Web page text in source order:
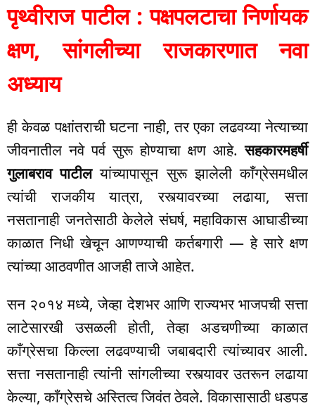
पृथ्वीराज पाटील : पक्षपलटाचा निर्णायक
क्षण, सांगलीच्या राजकारणात नवा
अध्याय
ही केवळ पक्षांतराची घटना नाही, तर एका लढवय्या नेत्याच्या
जीवनातील नवे पर्व सुरू होण्याचा क्षण आहे.सहकारमहर्षी
गुलाबराव पाटीलयांच्यापासून सुरू झालेली काँग्रेसमधील
त्यांची राजकीय यात्रा, रस्त्यावरच्या लढाया, सत्ता
नसतानाही जनतेसाठी केलेले संघर्ष, महाविकास आघाडीच्या
काळात निधी खेचून आणण्याची कर्तबगारी — हे सारे क्षण
त्यांच्या आठवणीत आजही ताजे आहेत.
सन २०१४ मध्ये, जेव्हा देशभर आणि राज्यभर भाजपची सत्ता
लाटेसारखी उसळली होती, तेव्हा अडचणीच्या काळात
काँग्रेसचा किल्ला लढवण्याची जबाबदारी त्यांच्यावर आली.
सत्ता नसतानाही त्यांनी सांगलीच्या रस्त्यावर उतरून लढाया
केल्या, काँग्रेसचे अस्तित्व जिवंत ठेवले. विकासासाठी धडपड